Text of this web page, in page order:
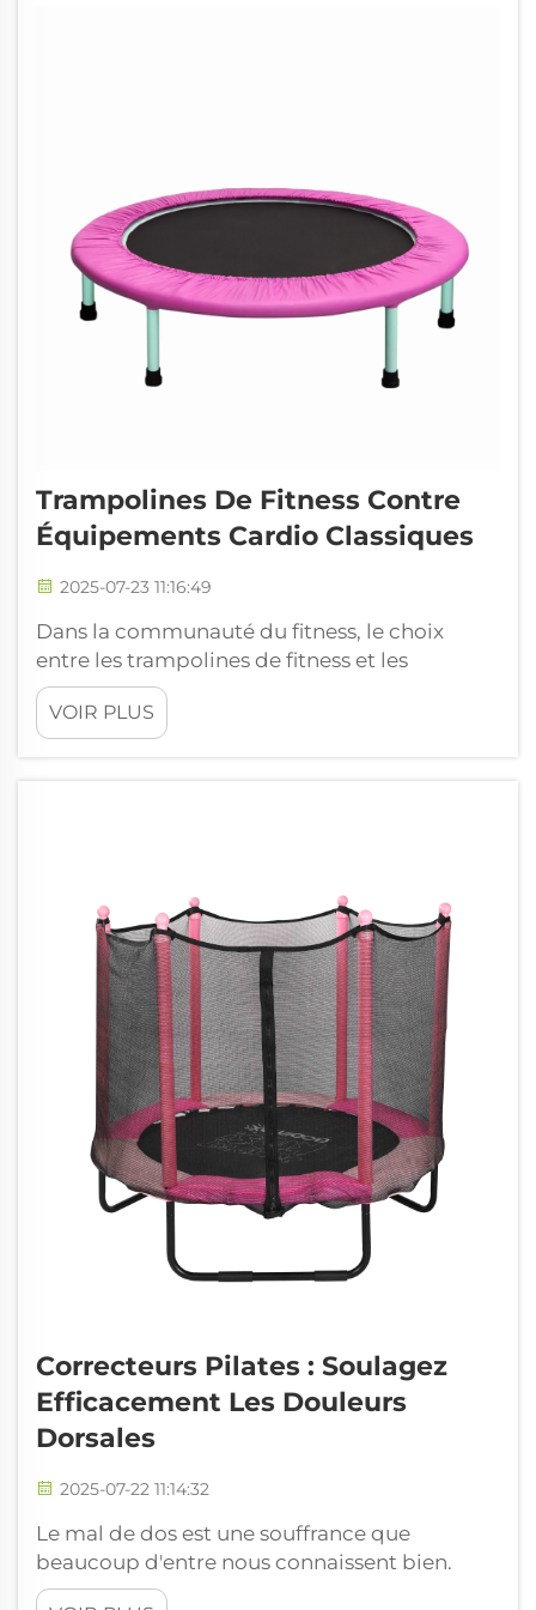
Trampolines De Fitness Contre
Équipements Cardio Classiques
2025-07-23 11:16:49
Dans la communauté du fitness, le choix
entre les trampolines de fitness et les
machines cardio classiques fait débat. Alors
que de plus en plus de personnes
recherchent des façons amusantes et
VOIR PLUS
Correcteurs Pilates : Soulagez
Efficacement Les Douleurs
Dorsales
2025-07-22 11:14:32
Le mal de dos est une souffrance que
beaucoup d'entre nous connaissent bien.
Qu'il apparaisse après une longue journée